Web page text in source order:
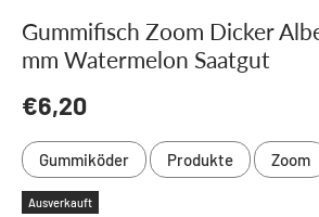
Gummifisch Zoom Dicker
mm Watermelon Saatgut
Normaler Preis
€6,20
Gummiköder Produkte Zoom
Ausverkauft